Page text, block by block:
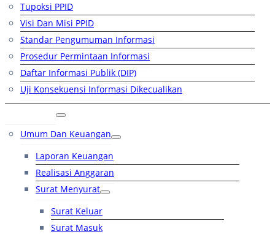
Tupoksi PPID
Visi Dan Misi PPID
Standar Pengumuman Informasi
Prosedur Permintaan Informasi
Daftar Informasi Publik (DIP)
Uji Konsekuensi Informasi Dikecualikan
Umum Dan Keuangan
Laporan Keuangan
Realisasi Anggaran
Surat Menyurat
Surat Keluar
Surat Masuk